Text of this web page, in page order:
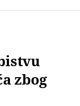
zbog